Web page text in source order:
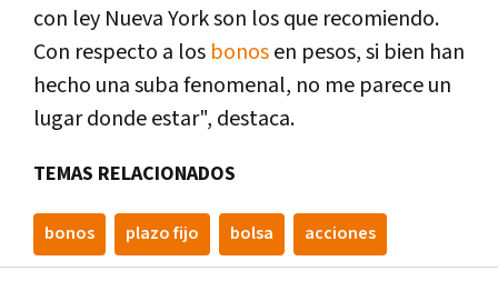
con ley Nueva York son los que recomiendo.
Con respecto a los bonosen pesos, si bien han
hecho una suba fenomenal, no me parece un
lugar donde estar", destaca.
TEMAS RELACIONADOS
bonos plazo fijo bolsa acciones